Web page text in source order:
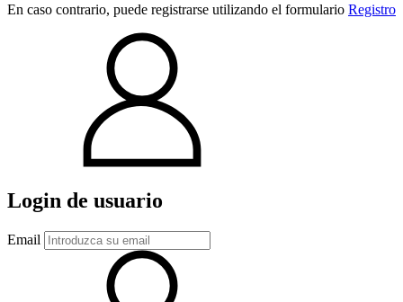
En caso contrario, puede registrarse utilizando el formulario Registro
Login de usuario
Email